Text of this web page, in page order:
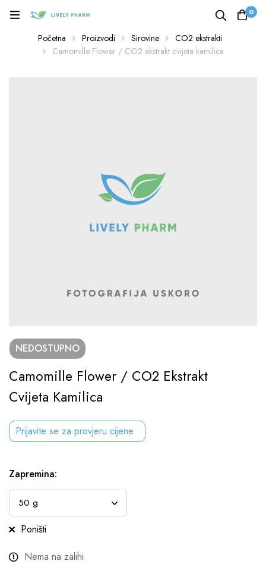
0
Početna Proizvodi Sirovine
CO2 ekstrakti
Camomille Flower / CO2 ekstrakt cvijeta kamilica
NEDOSTUPNO
Camomille Flower / CO2 Ekstrakt
Cvijeta Kamilica
Prijavite se za provjeru cijene
Zapremina:
Poništi
Nema na zalihi